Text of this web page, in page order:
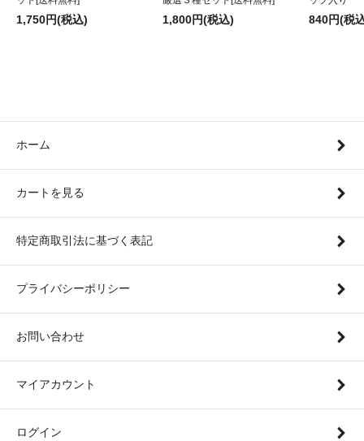
1,750円(税込) 1,800円(税込) 840円(税
ホーム
カートを見る
特定商取引法に基づく表記
プライバシーポリシー
お問い合わせ
マイアカウント
ログイン